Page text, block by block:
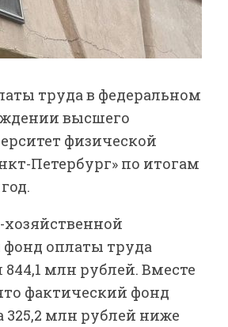
труда в федеральном
высшего
физической
Петербург» по итогам
оплаты труда
844,1 млн рублей. Вместе
фактический фонд
325,2 млн рублей ниже